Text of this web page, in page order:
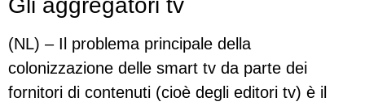
Gli aggregatori tv
(NL) – Il problema principale della
colonizzazione delle smart tv da parte dei
fornitori di contenuti (cioè degli editori tv) è il